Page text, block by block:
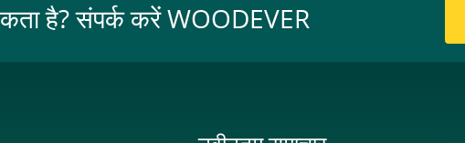
है? संपर्क करें WOODEVER